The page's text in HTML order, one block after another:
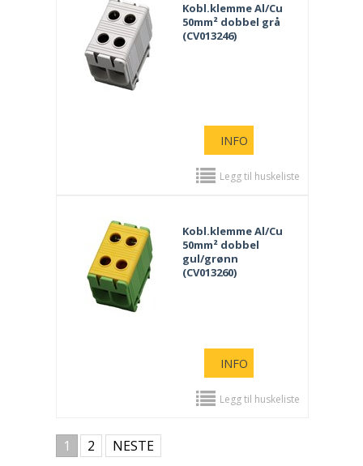
Kobl.klemme Al/Cu
50mm² dobbel grå
(CV013246)
INFO
Legg til huskeliste
Kobl.klemme Al/Cu
50mm² dobbel
gul/grønn
(CV013260)
INFO
Legg til huskeliste
1 2 NESTE